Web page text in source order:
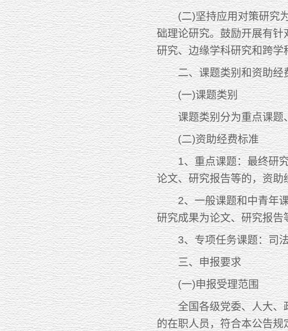
(二)坚持应用对策研究为
础理论研究。鼓励开展有
研究、边缘学科研究和跨学
二、课题类别和资助经
(一)课题类别
课题类别分为重点课题、
(二)资助经费标准
1、重点课题：最终研究
论文、研究报告等的，资助
2、一般课题和中青年课
研究成果为论文、研究报
3、专项任务课题：司法
三、申报要求
(一)申报受理范围
全国各级党委、人大、政
的在职人员，符合本公告